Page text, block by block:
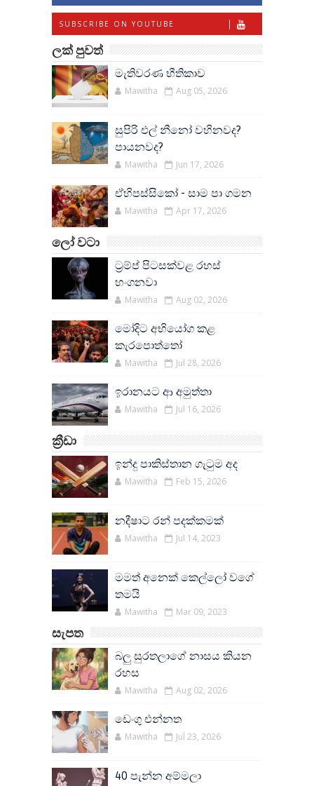
SUBSCRIBE ON YOUTUBE
ලක් පුවත්
මැතිවරණ භීතිකාව
Mawitha Aug 05, 2026
සුපිරි එල් නීනෝ වහිනවද?
පායනවද?
Mawitha Jun 17, 2026
ඒහිපස්සිකෝ - සාම පා ගමන
Mawitha Apr 17, 2026
ලෝ වටා
ට්‍රම්ප් පිටසක්වළ රහස්
හංගනවා
Mawitha Aug 02, 2026
මෝදිට අභියෝග කළ
කැරපොත්තෝ
Mawitha Jul 28, 2026
ඉරානයට ආ අමුත්තා
Mawitha Jul 16, 2026
ක්‍රීඩා
ඉන්දු පාකිස්තාන ගැටුම අද
Mawitha Feb 15, 2026
නදීෂාට රන් පදක්කමක්
Mawitha Jul 14, 2023
මමත් අනෙක් කෙල්ලෝ වගේ
තමයි
Mawitha Mar 09, 2023
සැපත
බලු සුරතලාගේ නාසය කියන
රහස
Mawitha Aug 02, 2026
ඩෙංගු එන්නත
Mawitha Jul 23, 2026
40 පැන්න අම්මලා